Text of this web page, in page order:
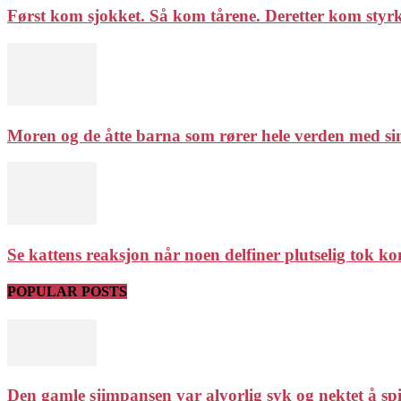
Først kom sjokket. Så kom tårene. Deretter kom
Moren og de åtte barna som rører hele verden med
Se kattens reaksjon når noen delfiner plutselig tok
POPULAR POSTS
Den gamle sjimpansen var alvorlig syk og nektet å